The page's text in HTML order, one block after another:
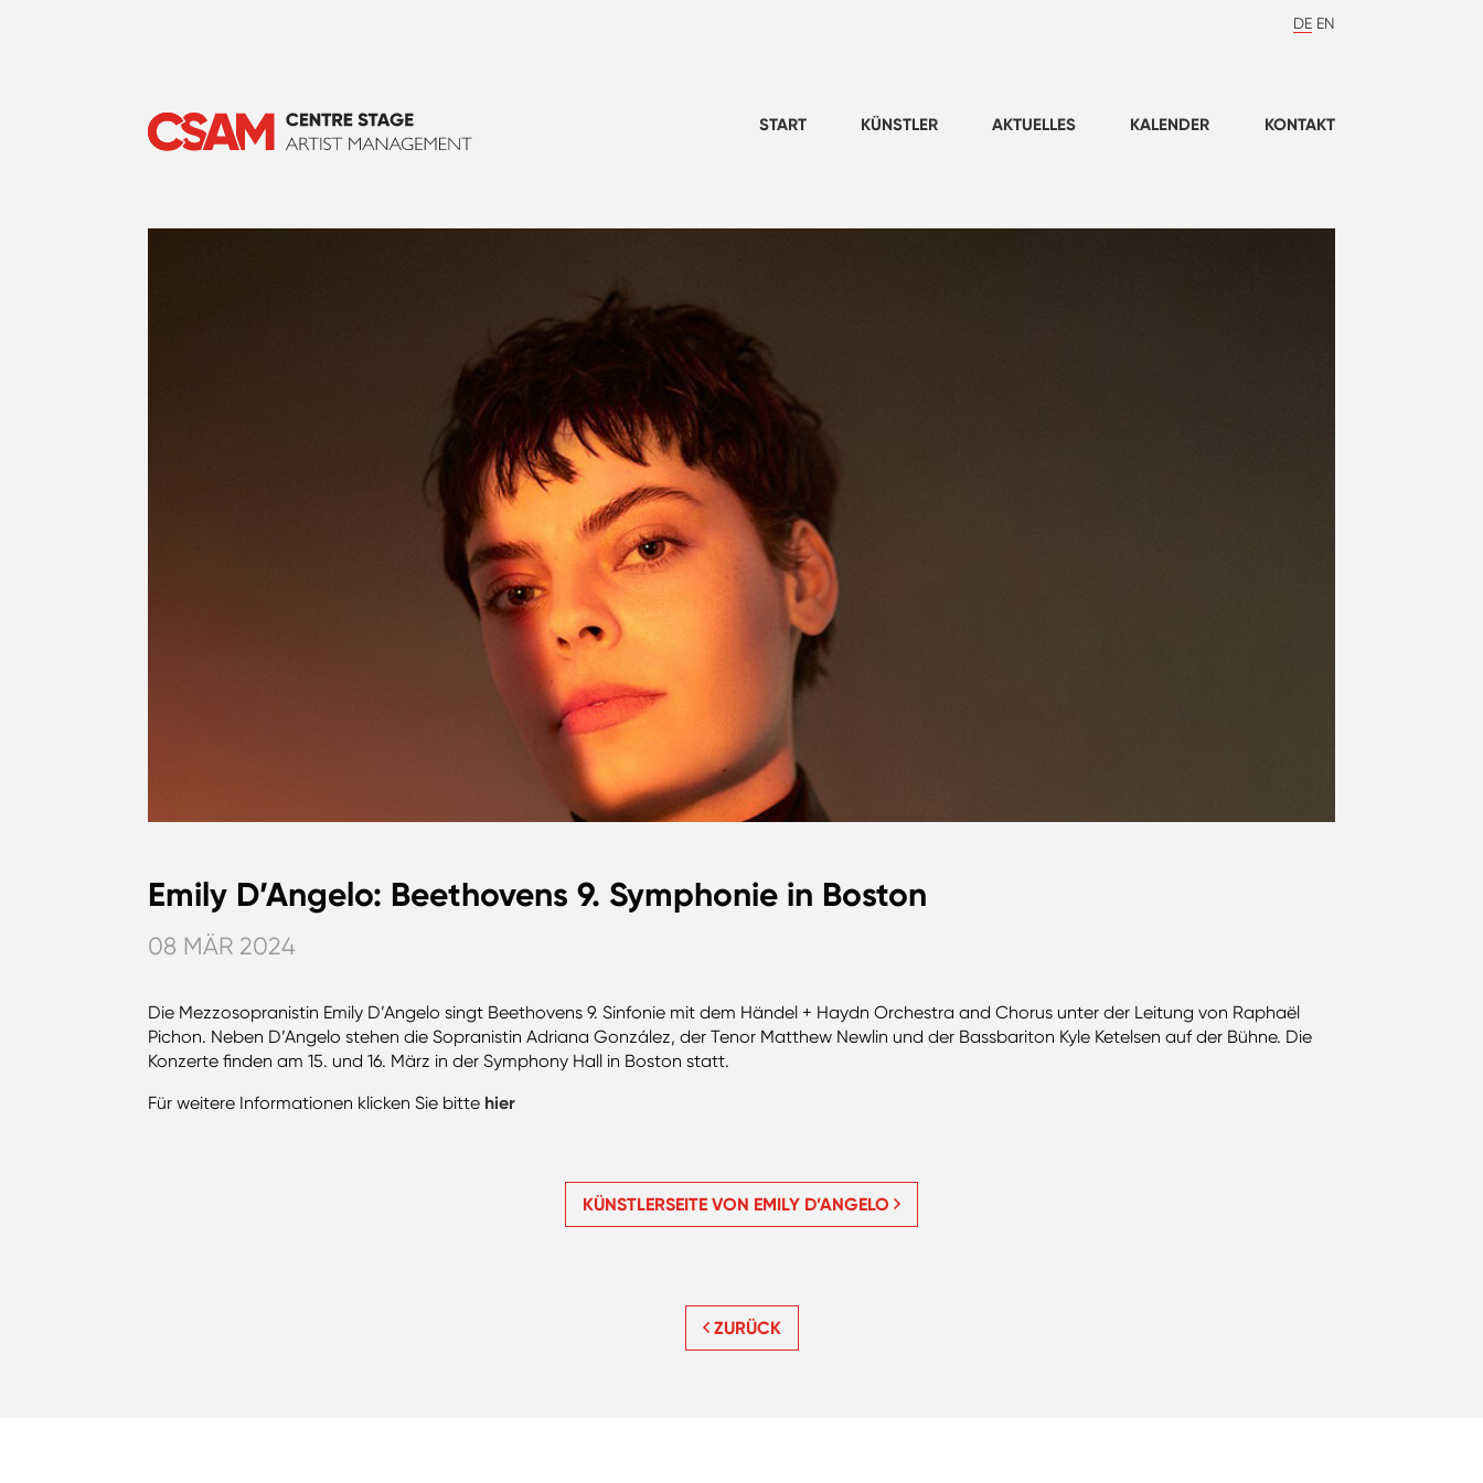
DE EN
START KÜNSTLER AKTUELLES KALENDER KONTAKT
Emily D’Angelo: Beethovens 9. Symphonie in Boston
08 MÄR 2024
Die Mezzosopranistin Emily D’Angelo singt Beethovens 9. Sinfonie mit dem Händel + Haydn Orchestra and Chorus unter der Leitung von Raphaël
Pichon. Neben D’Angelo stehen die Sopranistin Adriana González, der Tenor Matthew Newlin und der Bassbariton Kyle Ketelsen auf der Bühne. Die
Konzerte finden am 15. und 16. März in der Symphony Hall in Boston statt.
Für weitere Informationen klicken Sie bitte hier
KÜNSTLERSEITE VON EMILY D’ANGELO
ZURÜCK